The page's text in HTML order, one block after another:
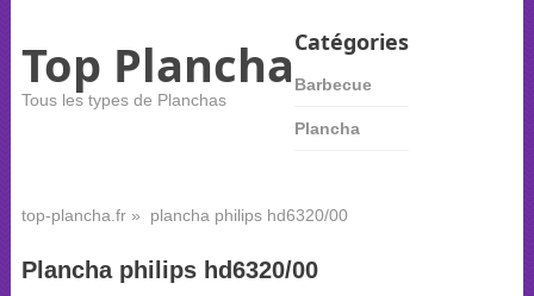
Top Plancha
Tous les types de Planchas
Catégories
Barbecue
Plancha
top-plancha.fr» plancha philips hd6320/00
Plancha philips hd6320/00